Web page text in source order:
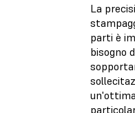
La
parti è
bisogno